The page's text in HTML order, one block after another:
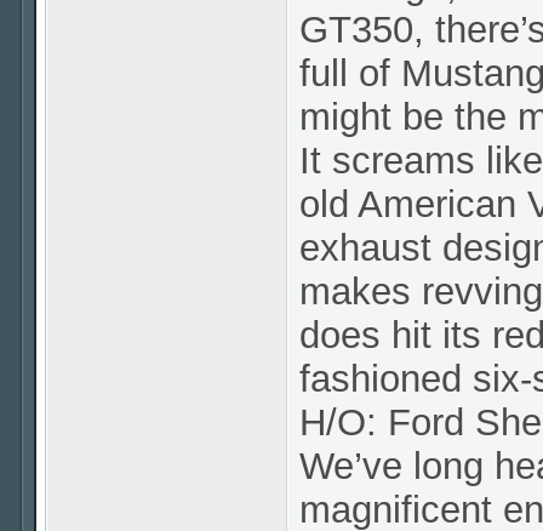
GT350,
full of
might be the
It screams
old American
exhaust
makes
does hit its
fashioned
H/O: Ford
We’ve long
magnificent